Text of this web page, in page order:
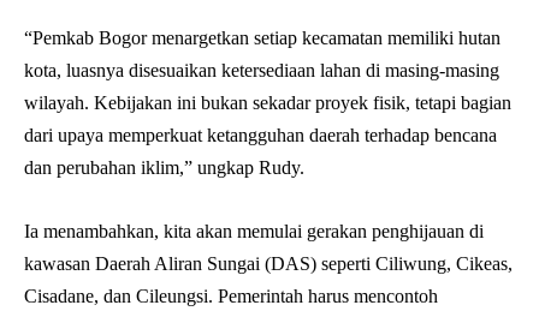
“Pemkab Bogor menargetkan setiap kecamatan memiliki hutan
kota, luasnya disesuaikan ketersediaan lahan di masing-masing
wilayah. Kebijakan ini bukan sekadar proyek fisik, tetapi bagian
dari upaya memperkuat ketangguhan daerah terhadap bencana
dan perubahan iklim,” ungkap Rudy.
Ia menambahkan, kita akan memulai gerakan penghijauan di
kawasan Daerah Aliran Sungai (DAS) seperti Ciliwung, Cikeas,
Cisadane, dan Cileungsi. Pemerintah harus mencontoh